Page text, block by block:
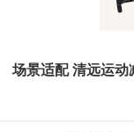
场景适配 清远运